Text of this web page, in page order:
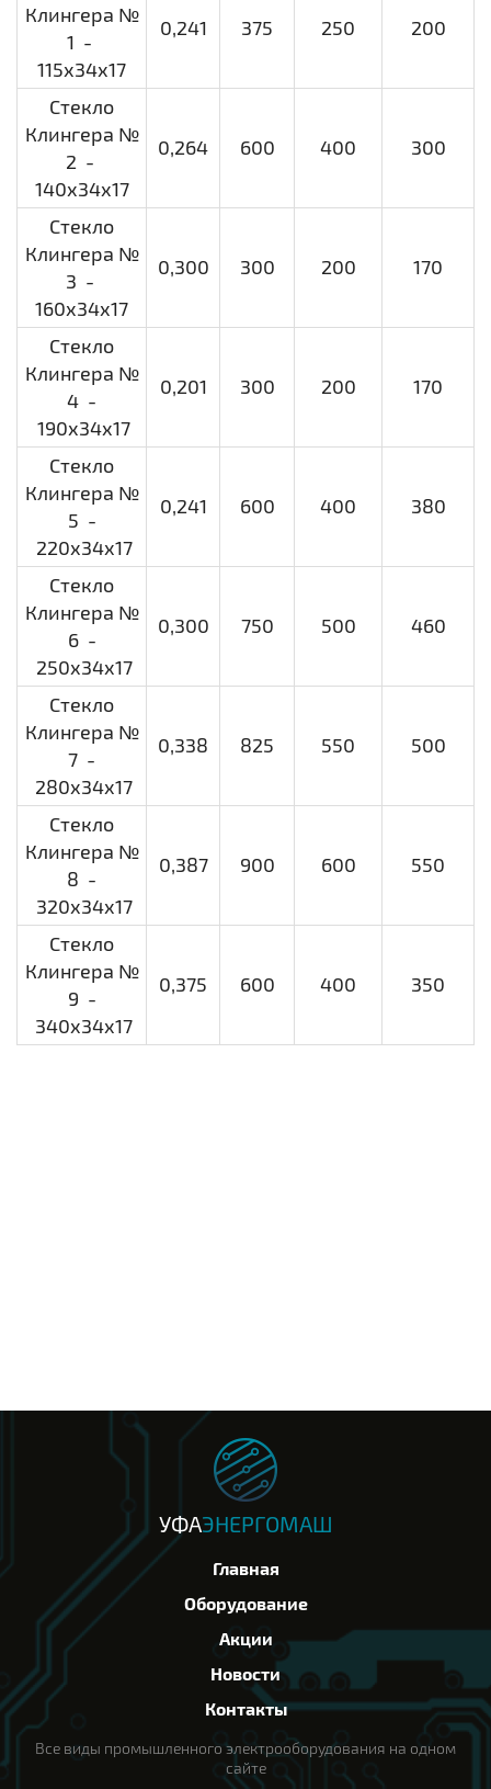
Клингера №
1 -
115х34х17
0,241 375 250 200
Стекло
Клингера №
2 -
140х34х17
0,264 600 400 300
Стекло
Клингера №
3 -
160х34х17
0,300 300 200 170
Стекло
Клингера №
4 -
190х34х17
0,201 300 200 170
Стекло
Клингера №
5 -
220х34х17
0,241 600 400 380
Стекло
Клингера №
6 -
250х34х17
0,300 750 500 460
Стекло
Клингера №
7 -
280х34х17
0,338 825 550 500
Стекло
Клингера №
8 -
320х34х17
0,387 900 600 550
Стекло
Клингера №
9 -
340х34х17
0,375 600 400 350
УФАЭНЕРГОМАШ
Главная
Оборудование
Акции
Новости
Контакты
Все виды промышленного электрооборудования на одном
сайте